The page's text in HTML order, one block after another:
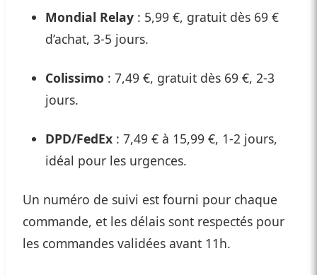
Mondial Relay : 5,99 €, gratuit dès 69 €
d’achat, 3-5 jours.
Colissimo : 7,49 €, gratuit dès 69 €, 2-3
jours.
DPD/FedEx : 7,49 € à 15,99 €, 1-2 jours,
idéal pour les urgences.
Un numéro de suivi est fourni pour chaque
commande, et les délais sont respectés pour
les commandes validées avant 11h.